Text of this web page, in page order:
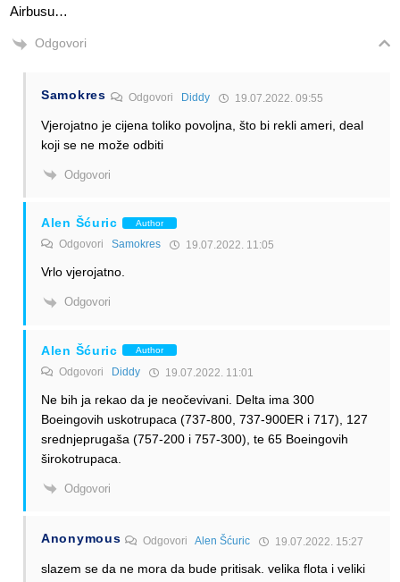
Airbusu…
Odgovori
Samokres Odgovori Diddy 19.07.2022. 09:55
Vjerojatno je cijena toliko povoljna, što bi rekli ameri, deal
koji se ne može odbiti
Odgovori
Alen Šćuric Author
Odgovori Samokres 19.07.2022. 11:05
Vrlo vjerojatno.
Odgovori
Alen Šćuric Author
Odgovori Diddy 19.07.2022. 11:01
Ne bih ja rekao da je neočevivani. Delta ima 300
Boeingovih uskotrupaca (737-800, 737-900ER i 717), 127
srednjeprugaša (757-200 i 757-300), te 65 Boeingovih
širokotrupaca.
Odgovori
Anonymous OdgovoriAlen Šćuric 19.07.2022. 15:27
slazem se da ne mora da bude pritisak. velika flota i veliki